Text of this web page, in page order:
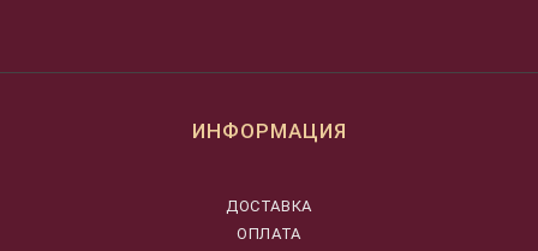
ИНФОРМАЦИЯ
ДОСТАВКА
ОПЛАТА